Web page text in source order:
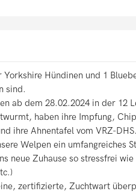
Hündinen und 1
sind.
ab dem 28.02.2024 in der 12
haben ihre Impfung,
ihre Ahnentafel vom VRZ-DHS.
Welpen ein umfangreiches
neue Zuhause so stressfrei
zertifizierte, Zuchtwart